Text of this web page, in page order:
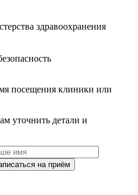
здравоохранения
посещения клиники или
уточнить детали и
на приём